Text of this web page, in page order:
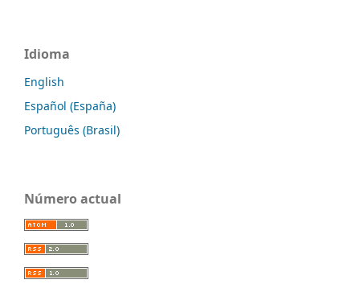
Idioma
English
Español (España)
Português (Brasil)
Número actual